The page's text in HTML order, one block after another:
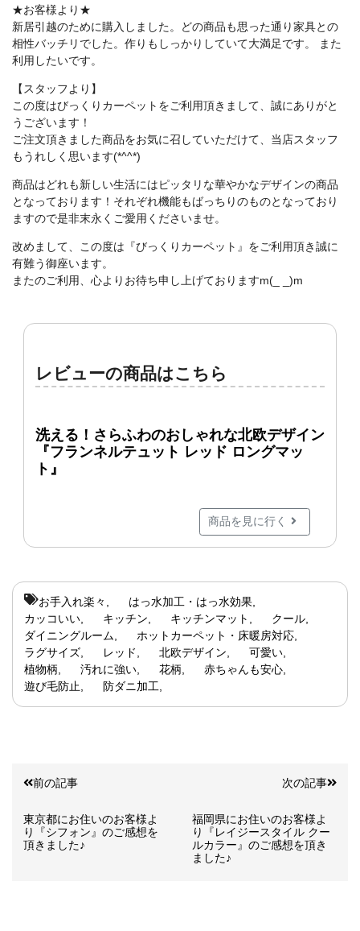
★お客様より★
新居引越のために購入しました。どの商品も思った通り家具との
相性バッチリでした。作りもしっかりしていて大満足です。 また
利用したいです。
【スタッフより】
この度はびっくりカーペットをご利用頂きまして、誠にありがと
うございます！
ご注文頂きました商品をお気に召していただけて、当店スタッフ
もうれしく思います(*^^*)
商品はどれも新しい生活にはピッタリな華やかなデザインの商品
となっております！それぞれ機能もばっちりのものとなっており
ますので是非末永くご愛用くださいませ。
改めまして、この度は『びっくりカーペット』をご利用頂き誠に
有難う御座います。
またのご利用、心よりお待ち申し上げておりますm(_ _)m
レビューの商品はこちら
洗える！さらふわのおしゃれな北欧デザイン
『フランネルテュット レッド ロングマッ
ト』
商品を見に行く
お手入れ楽々
はっ水加工・はっ水効果
カッコいい
キッチン キッチンマット
クール
ダイニングルーム
ホットカーペット・床暖房対応
ラグサイズ
レッド 北欧デザイン
可愛い
植物柄
汚れに強い 花柄
赤ちゃんも安心
遊び毛防止
防ダニ加工
前の記事
東京都にお住いのお客様よ
り『シフォン』のご感想を
頂きました♪
次の記事
福岡県にお住いのお客様よ
り『レイジースタイル クー
ルカラー』のご感想を頂き
ました♪